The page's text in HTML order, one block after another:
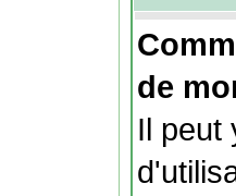
de
Il peut